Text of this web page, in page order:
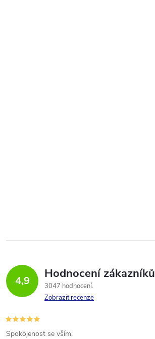
4,9 Hodnocení zákazníků
3047 hodnocení
Zobrazit recenze
Spokojenost se vším.